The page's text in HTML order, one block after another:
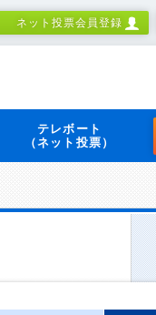
ネット投票会員登録
テレボート
（ネット投票）